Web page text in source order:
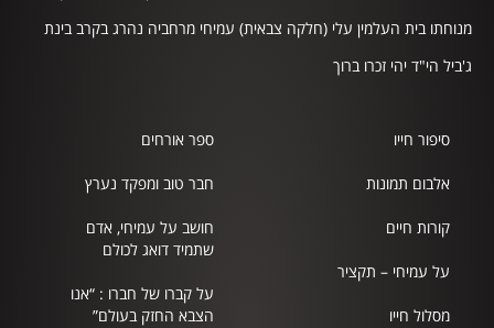
מנוחתו בית העלמין עלי (חלקה צבאית) עמיחי מרחביה נהרג בקרב בינת
ג'ביל הי"ד יהי זכרו ברוך
סיפור חייו
אלבום תמונות
קורות חיים
על עמיחי – תקציר
מסלול חייו
ספר אורחים
חבר טוב ומפקד נערץ
חושב על עמיחי, אדם
שתמיד דואג לכולם
על קברו של חברו : “אנו
הצבא החזק בעולם”